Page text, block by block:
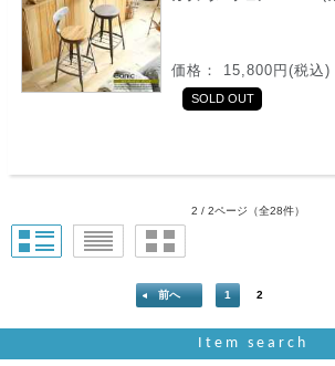
価格： 15,800円(税込)
SOLD OUT
2 / 2ページ （全28件）
前へ 1 2
Item search